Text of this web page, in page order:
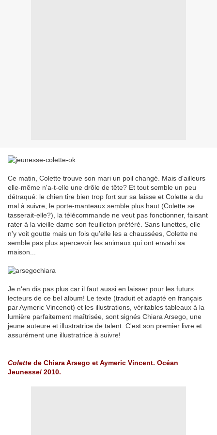
Ce matin, Colette trouve son mari un poil changé. Mais d'ailleurs
elle-même n'a-t-elle une drôle de tête? Et tout semble un peu
détraqué: le chien tire bien trop fort sur sa laisse et Colette a du
mal à suivre, le porte-manteaux semble plus haut (Colette se
tasserait-elle?), la télécommande ne veut pas fonctionner, faisant
rater à la vieille dame son feuilleton préféré. Sans lunettes, elle
n'y voit goutte mais un fois qu'elle les a chaussées, Colette ne
semble pas plus apercevoir les animaux qui ont envahi sa
maison...
Je n'en dis pas plus car il faut aussi en laisser pour les futurs
lecteurs de ce bel album! Le texte (traduit et adapté en français
par Aymeric Vincenot) et les illustrations, véritables tableaux à la
lumière parfaitement maîtrisée, sont signés Chiara Arsego, une
jeune auteure et illustratrice de talent. C'est son premier livre et
assurément une illustratrice à suivre!
Colette de Chiara Arsego et Aymeric Vincent. Océan
Jeunesse/ 2010.